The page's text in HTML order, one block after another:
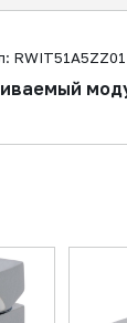
RWIT51A5ZZ01